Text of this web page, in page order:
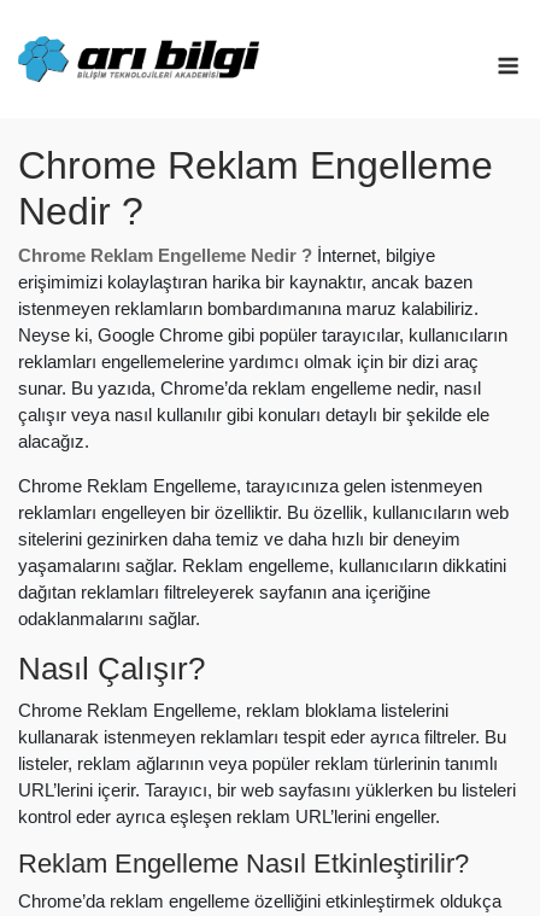
content
Chrome Reklam Engelleme
Nedir ?
Chrome Reklam Engelleme Nedir ? İnternet, bilgiye
erişimimizi kolaylaştıran harika bir kaynaktır, ancak bazen
istenmeyen reklamların bombardımanına maruz kalabiliriz.
Neyse ki, Google Chrome gibi popüler tarayıcılar, kullanıcıların
reklamları engellemelerine yardımcı olmak için bir dizi araç
sunar. Bu yazıda, Chrome’da reklam engelleme nedir, nasıl
çalışır veya nasıl kullanılır gibi konuları detaylı bir şekilde ele
alacağız.
Chrome Reklam Engelleme, tarayıcınıza gelen istenmeyen
reklamları engelleyen bir özelliktir. Bu özellik, kullanıcıların web
sitelerini gezinirken daha temiz ve daha hızlı bir deneyim
yaşamalarını sağlar. Reklam engelleme, kullanıcıların dikkatini
dağıtan reklamları filtreleyerek sayfanın ana içeriğine
odaklanmalarını sağlar.
Nasıl Çalışır?
Chrome Reklam Engelleme, reklam bloklama listelerini
kullanarak istenmeyen reklamları tespit eder ayrıca filtreler. Bu
listeler, reklam ağlarının veya popüler reklam türlerinin tanımlı
URL’lerini içerir. Tarayıcı, bir web sayfasını yüklerken bu listeleri
kontrol eder ayrıca eşleşen reklam URL’lerini engeller.
Reklam Engelleme Nasıl Etkinleştirilir?
Chrome’da reklam engelleme özelliğini etkinleştirmek oldukça